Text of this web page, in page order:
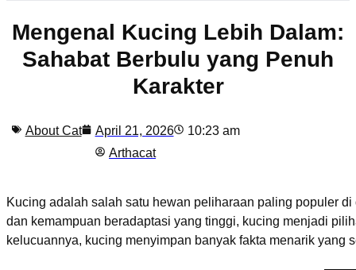
Mengenal Kucing Lebih Dalam:
Sahabat Berbulu yang Penuh
Karakter
About Cat April 21, 2026
10:23 am
Arthacat
Kucing adalah salah satu hewan peliharaan paling populer
dan kemampuan beradaptasi yang tinggi, kucing menjadi
kelucuannya, kucing menyimpan banyak fakta menarik yang